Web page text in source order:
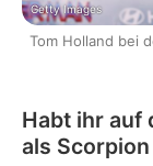
Getty Images
Tom Holland bei
Habt ihr auf
als